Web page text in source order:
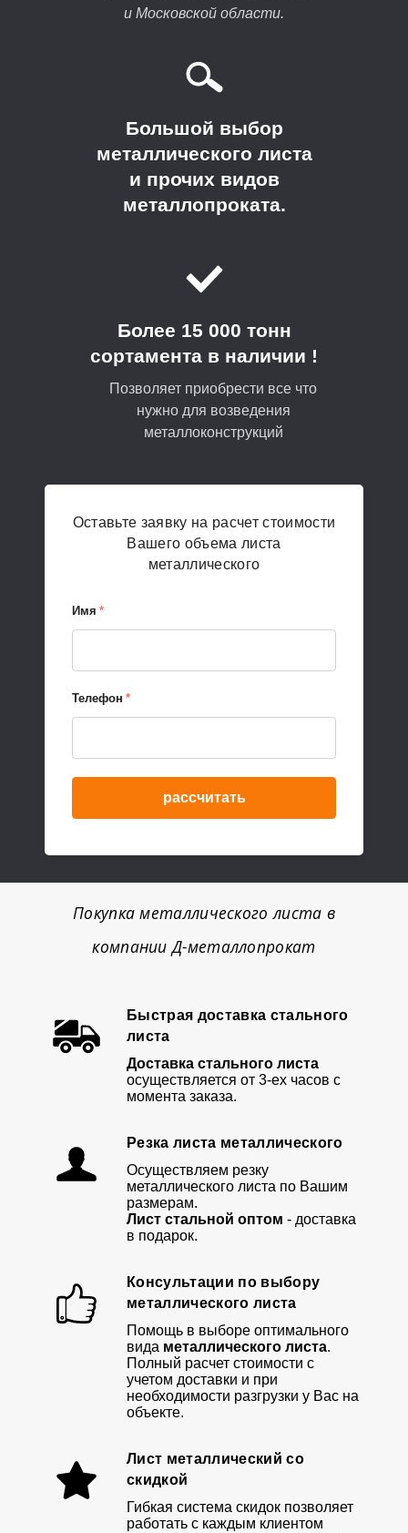
и Московской области.
Большой выбор
металлического листа
и прочих видов
металлопроката.
Более 15 000 тонн
сортамента в наличии !
Позволяет приобрести все что
нужно для возведения
металлоконструкций
Оставьте заявку на расчет стоимости
Вашего объема листа
металлического
Имя *
Телефон *
рассчитать
Покупка металлического листа в
компании Д-металлопрокат
Быстрая доставка стального
листа
Доставка стального листа
осуществляется от 3-ех часов с
момента заказа.
Резка листа металлического
Осуществляем резку
металлического листа по Вашим
размерам.
Лист стальной оптом - доставка
в подарок.
Консультации по выбору
металлического листа
Помощь в выборе оптимального
вида металлического листа.
Полный расчет стоимости с
учетом доставки и при
необходимости разгрузки у Вас на
объекте.
Лист металлический со
скидкой
Гибкая система скидок позволяет
работать с каждым клиентом